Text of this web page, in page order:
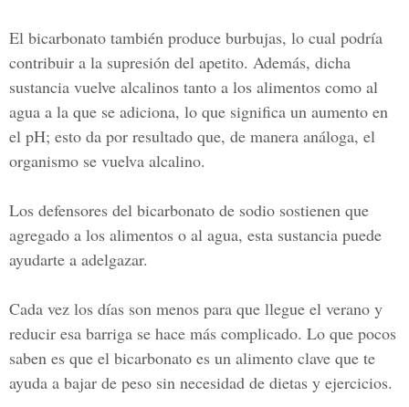
El bicarbonato también produce burbujas, lo cual podría
contribuir a la supresión del apetito. Además, dicha
sustancia vuelve alcalinos tanto a los alimentos como al
agua a la que se adiciona, lo que significa un aumento en
el pH; esto da por resultado que, de manera análoga, el
organismo se vuelva alcalino.
Los defensores del bicarbonato de sodio sostienen que
agregado a los alimentos o al agua, esta sustancia puede
ayudarte a adelgazar.
Cada vez los días son menos para que llegue el verano y
reducir esa barriga se hace más complicado. Lo que pocos
saben es que el bicarbonato es un alimento clave que te
ayuda a bajar de peso sin necesidad de dietas y ejercicios.